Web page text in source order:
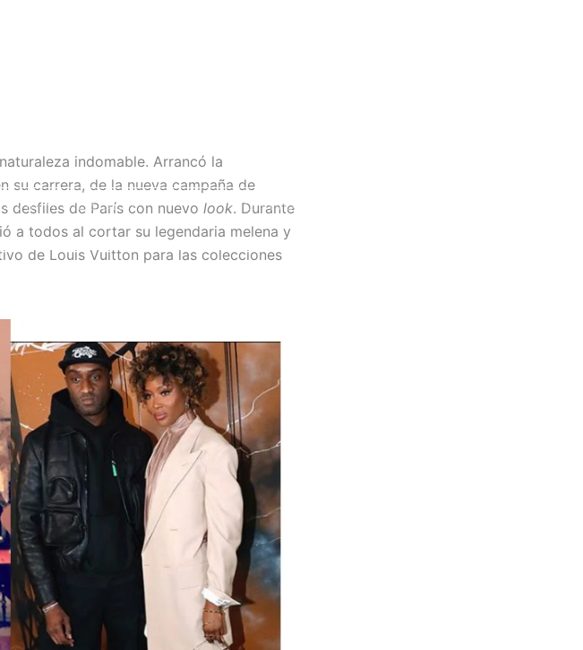
MEZCLA
SERVICIOS
indomable. Arrancó la
su carrera, de la nueva campaña de
desfiles de París con nuevo look. Durante
a todos al cortar su legendaria melena y
de Louis Vuitton para las colecciones